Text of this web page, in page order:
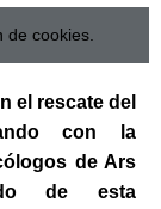
cookies.
el rescate del
con la
de Ars
de esta